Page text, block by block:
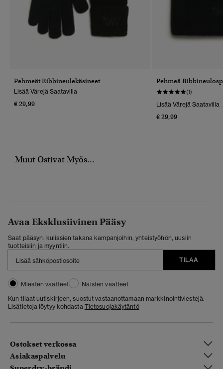
Pehmeät Ribbineulekäsineet
Lisää Värejä Saatavilla
€ 29,99
Pehmeä
(1)
Lisää Värejä Saatavilla
€ 29,99
Muut Ostivat Myös...
Avaa Eksklusiivinen Pääsy
Saat pääsyn: kulissien takana kampanjoihin, yhteistyöhön, uusiin
tuotteisiin ja myyntiin.
TILAA
Miesten vaatteet
Naisten vaatteet
Kun tilaat uutiskirjeen, suostut vastaanottamaan markkinointiviestejä.
Lisätietoja löytyy kohdasta Tietosuojakäytäntö
Ostokset verkossa
Asiakaspalvelu